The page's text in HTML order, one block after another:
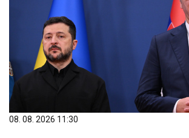
08. 08. 2026 11:30